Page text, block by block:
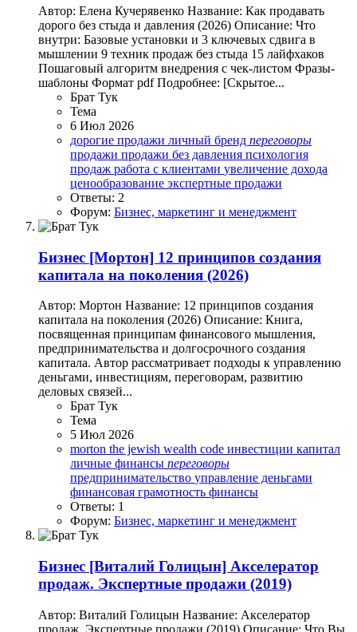
Автор: Елена Кучерявенко Название: Как продавать
дорого без стыда и давления (2026) Описание: Что
внутри: Базовые установки и 3 ключевых сдвига в
мышлении 9 техник продаж без стыда 15 лайфхаков
Пошаговый алгоритм внедрения с чек-листом Фразы-
шаблоны Формат pdf Подробнее: [Скрытое...
Брат Тук
Тема
6 Июл 2026
дорогие продажи личный бренд переговоры
продажи продажи без давления психология
продаж работа с клиентами увеличение дохода
ценообразование экспертные продажи
Ответы: 2
Форум: Бизнес, маркетинг и менеджмент
Бизнес [Мортон] 12 принципов создания
капитала на поколения (2026)
Автор: Мортон Название: 12 принципов создания
капитала на поколения (2026) Описание: Книга,
посвященная принципам финансового мышления,
предпринимательства и долгосрочного создания
капитала. Автор рассматривает подходы к управлению
деньгами, инвестициям, переговорам, развитию
деловых связей...
Брат Тук
Тема
5 Июл 2026
morton the jewish wealth code инвестиции капитал
личные финансы переговоры
предпринимательство управление деньгами
финансовая грамотность финансы
Ответы: 1
Форум: Бизнес, маркетинг и менеджмент
Бизнес [Виталий Голицын] Акселератор
продаж. Экспертные продажи (2019)
Автор: Виталий Голицын Название: Акселератор
продаж. Экспертные продажи (2019) Описание: Что Вы